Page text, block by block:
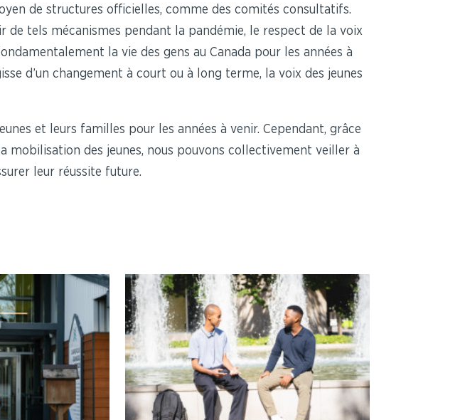
de structures officielles, comme des comités consultatifs.
de tels mécanismes pendant la pandémie, le respect de la voix
la vie des gens au Canada pour les années à
d’un changement à court ou à long terme, la voix des jeunes
et leurs familles pour les années à venir. Cependant, grâce
mobilisation des jeunes, nous pouvons collectivement veiller à
leur réussite future.